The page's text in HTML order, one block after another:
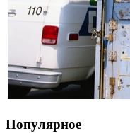
Популярное